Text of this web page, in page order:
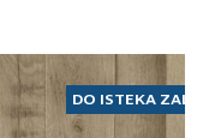
DO ISTEKA